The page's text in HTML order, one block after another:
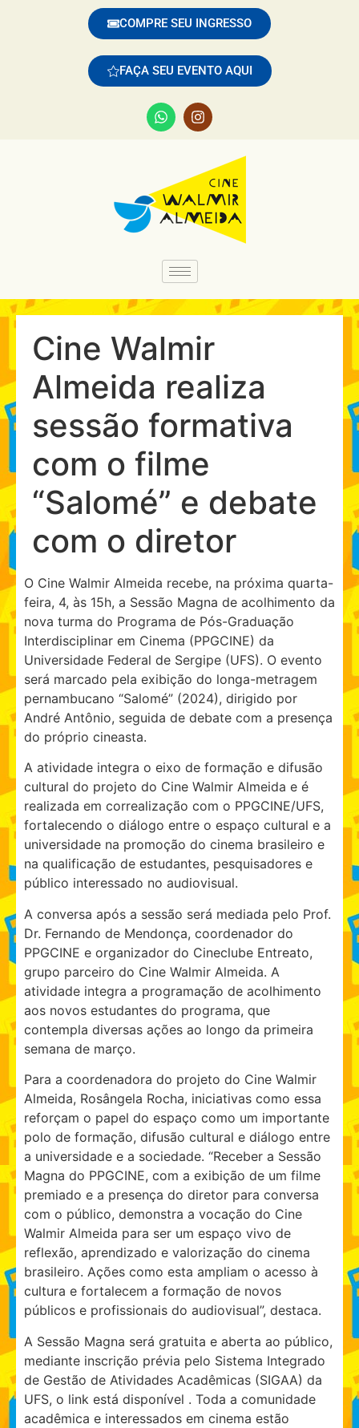
COMPRE SEU INGRESSO
FAÇA SEU EVENTO AQUI
Cine Walmir
Almeida realiza
sessão formativa
com o filme
“Salomé” e debate
com o diretor
O Cine Walmir Almeida recebe, na próxima quarta-
feira, 4, às 15h, a Sessão Magna de acolhimento da
nova turma do Programa de Pós-Graduação
Interdisciplinar em Cinema (PPGCINE) da
Universidade Federal de Sergipe (UFS). O evento
será marcado pela exibição do longa-metragem
pernambucano “Salomé” (2024), dirigido por
André Antônio, seguida de debate com a presença
do próprio cineasta.
A atividade integra o eixo de formação e difusão
cultural do projeto do Cine Walmir Almeida e é
realizada em correalização com o PPGCINE/UFS,
fortalecendo o diálogo entre o espaço cultural e a
universidade na promoção do cinema brasileiro e
na qualificação de estudantes, pesquisadores e
público interessado no audiovisual.
A conversa após a sessão será mediada pelo Prof.
Dr. Fernando de Mendonça, coordenador do
PPGCINE e organizador do Cineclube Entreato,
grupo parceiro do Cine Walmir Almeida. A
atividade integra a programação de acolhimento
aos novos estudantes do programa, que
contempla diversas ações ao longo da primeira
semana de março.
Para a coordenadora do projeto do Cine Walmir
Almeida, Rosângela Rocha, iniciativas como essa
reforçam o papel do espaço como um importante
polo de formação, difusão cultural e diálogo entre
a universidade e a sociedade. “Receber a Sessão
Magna do PPGCINE, com a exibição de um filme
premiado e a presença do diretor para conversa
com o público, demonstra a vocação do Cine
Walmir Almeida para ser um espaço vivo de
reflexão, aprendizado e valorização do cinema
brasileiro. Ações como esta ampliam o acesso à
cultura e fortalecem a formação de novos
públicos e profissionais do audiovisual”, destaca.
A Sessão Magna será gratuita e aberta ao público,
mediante inscrição prévia pelo Sistema Integrado
de Gestão de Atividades Acadêmicas (SIGAA) da
UFS, o link está disponível . Toda a comunidade
acadêmica e interessados em cinema estão